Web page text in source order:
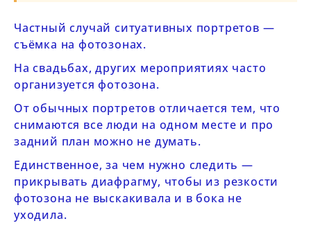
Частный случай ситуативных портретов —
съёмка на фотозонах.
На свадьбах, других мероприятиях часто
организуется фотозона.
От обычных портретов отличается тем, что
снимаются все люди на одном месте и про
задний план можно не думать.
Единственное, за чем нужно следить —
прикрывать диафрагму, чтобы из резкости
фотозона не выскакивала и в бока не
уходила.